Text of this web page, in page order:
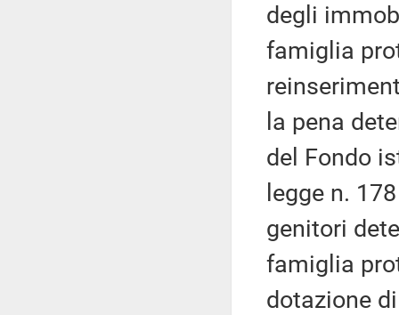
degli
famiglia
la pena
del Fondo
legge n.
genitori
famiglia
dotazione